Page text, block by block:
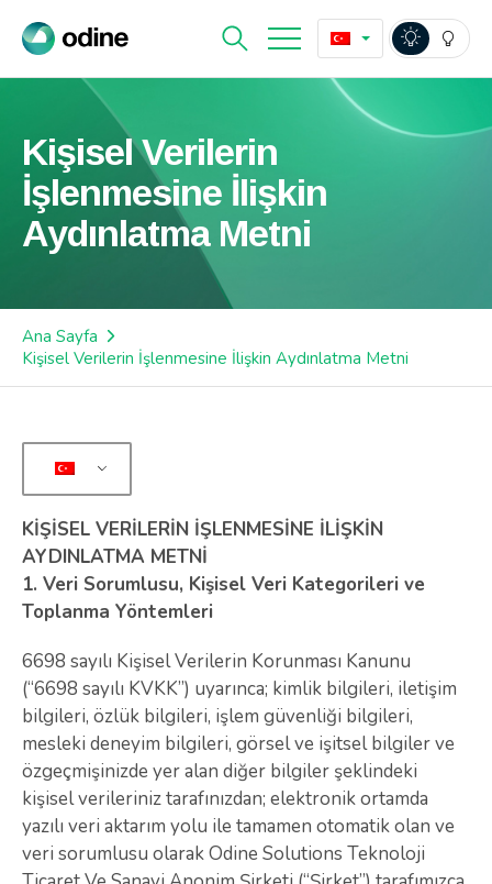
Kişisel Verilerin
İşlenmesine İlişkin
Aydınlatma Metni
Ana Sayfa
Kişisel Verilerin İşlenmesine İlişkin Aydınlatma Metni
KİŞİSEL VERİLERİN İŞLENMESİNE İLİŞKİN
AYDINLATMA METNİ
1. Veri Sorumlusu, Kişisel Veri Kategorileri ve
Toplanma Yöntemleri
6698 sayılı Kişisel Verilerin Korunması Kanunu
(“6698 sayılı KVKK”) uyarınca; kimlik bilgileri, iletişim
bilgileri, özlük bilgileri, işlem güvenliği bilgileri,
mesleki deneyim bilgileri, görsel ve işitsel bilgiler ve
özgeçmişinizde yer alan diğer bilgiler şeklindeki
kişisel verileriniz tarafınızdan; elektronik ortamda
yazılı veri aktarım yolu ile tamamen otomatik olan ve
veri sorumlusu olarak Odine Solutions Teknoloji